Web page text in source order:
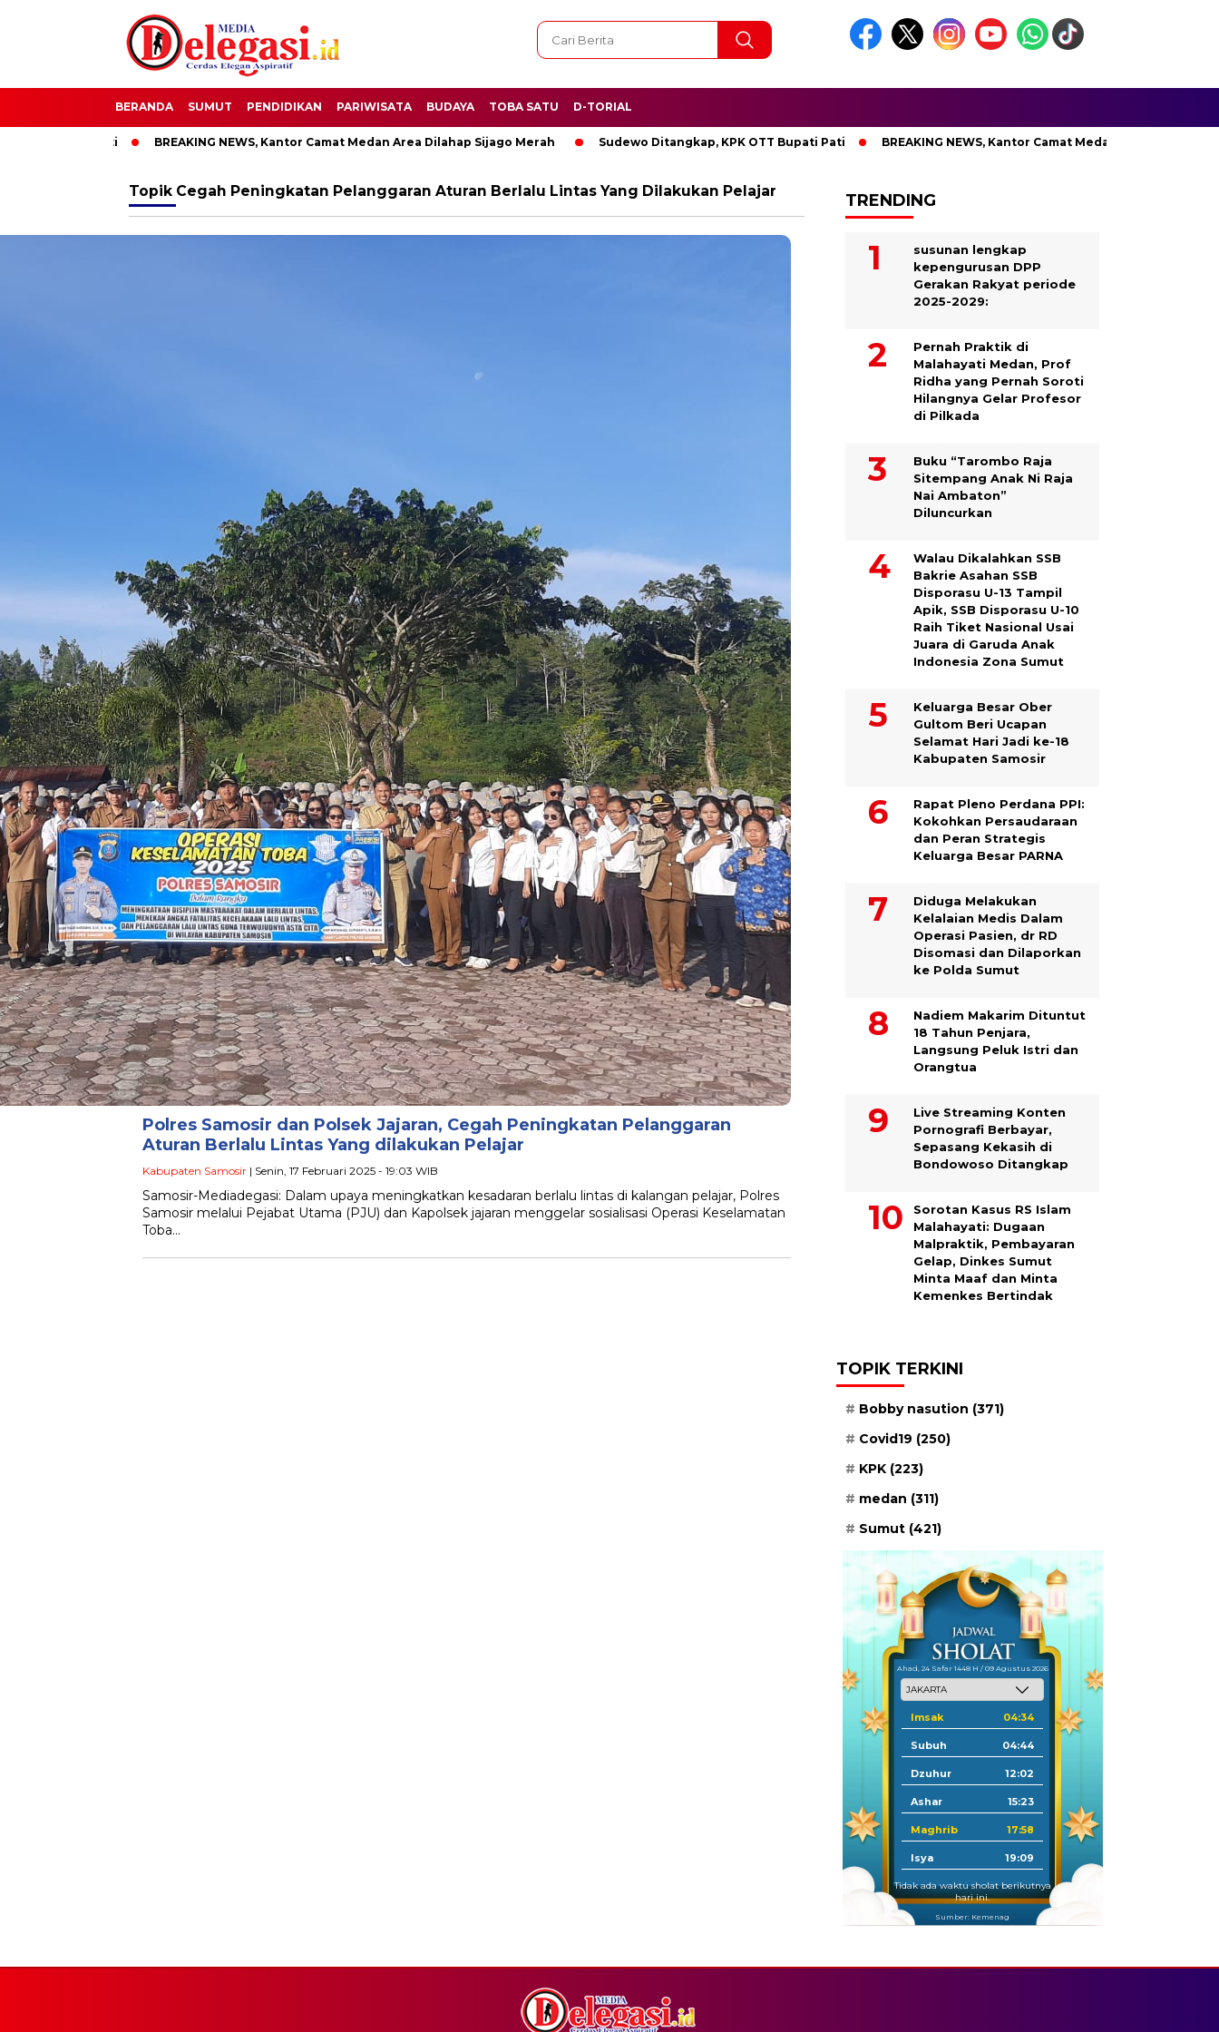
BERANDA SUMUT PENDIDIKAN PARIWISATA BUDAYA TOBA SATU D-TORIAL
BREAKING NEWS, Kantor Camat Medan Area Dilahap Sijago Merah Sudewo Ditangkap, KPK OTT Bupati Pati BREAKING NEWS, Kantor Camat Medan Area Dilahap Sijago
Topik Cegah Peningkatan Pelanggaran Aturan Berlalu Lintas Yang Dilakukan Pelajar
Polres Samosir dan Polsek Jajaran, Cegah Peningkatan Pelanggaran
Aturan Berlalu Lintas Yang dilakukan Pelajar
Kabupaten Samosir | Senin, 17 Februari 2025 - 19:03 WIB
Samosir-Mediadegasi: Dalam upaya meningkatkan kesadaran berlalu lintas di kalangan pelajar, Polres
Samosir melalui Pejabat Utama (PJU) dan Kapolsek jajaran menggelar sosialisasi Operasi Keselamatan
Toba…
TRENDING
susunan lengkap
kepengurusan DPP
Gerakan Rakyat periode
2025-2029:
Pernah Praktik di
Malahayati Medan, Prof
Ridha yang Pernah Soroti
Hilangnya Gelar Profesor
di Pilkada
Buku “Tarombo Raja
Sitempang Anak Ni Raja
Nai Ambaton”
Diluncurkan
Walau Dikalahkan SSB
Bakrie Asahan SSB
Disporasu U-13 Tampil
Apik, SSB Disporasu U-10
Raih Tiket Nasional Usai
Juara di Garuda Anak
Indonesia Zona Sumut
Keluarga Besar Ober
Gultom Beri Ucapan
Selamat Hari Jadi ke-18
Kabupaten Samosir
Rapat Pleno Perdana PPI:
Kokohkan Persaudaraan
dan Peran Strategis
Keluarga Besar PARNA
Diduga Melakukan
Kelalaian Medis Dalam
Operasi Pasien, dr RD
Disomasi dan Dilaporkan
ke Polda Sumut
​Nadiem Makarim Dituntut
18 Tahun Penjara,
Langsung Peluk Istri dan
Orangtua
Live Streaming Konten
Pornografi Berbayar,
Sepasang Kekasih di
Bondowoso Ditangkap
Sorotan Kasus RS Islam
Malahayati: Dugaan
Malpraktik, Pembayaran
Gelap, Dinkes Sumut
Minta Maaf dan Minta
Kemenkes Bertindak
TOPIK TERKINI
Bobby nasution (371)
Covid19 (250)
KPK (223)
medan (311)
Sumut (421)
Ahad, 24 Safar 1448 H / 09 Agustus 2026
Imsak 04:34
Subuh 04:44
Dzuhur 12:02
Ashar 15:23
Maghrib 17:58
Isya 19:09
Tidak ada waktu sholat berikutnya
hari ini.
Sumber: Kemenag